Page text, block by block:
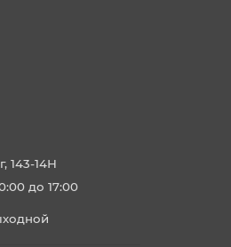
143-14Н
до 17:00